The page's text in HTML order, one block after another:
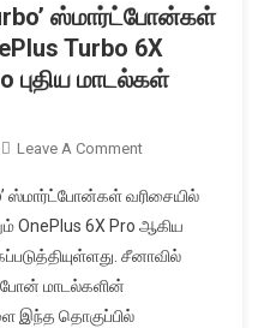
ஸ்மார்ட்போன்கள்
Turbo 6X
புதிய மாடல்கள்
Leave A CommentOn
நிறுவனம்
‘Turbo’
ஸ்மார்ட்போன்கள்
ஸ்மார்ட்போன்கள் வரிசையில்
OnePlus 6X Pro ஆகிய
சீனாவில்
மாடல்களின்
இந்த தொகுப்பில்